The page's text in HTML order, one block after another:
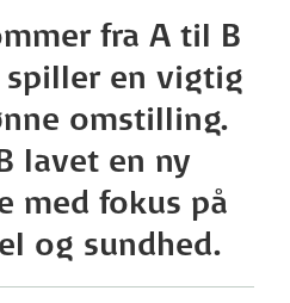
fra A til B
spiller en vigtig
omstilling.
lavet en ny
med fokus på
og sundhed.